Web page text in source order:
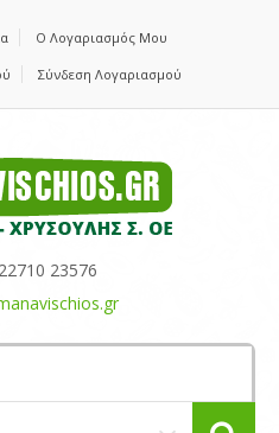
Ο Λογαριασμός Μου
Σύνδεση Λογαριασμού
23576